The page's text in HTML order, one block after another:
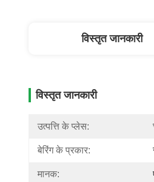
विस्तृत जानकारी
विस्तृत जानकारी
उत्पत्ति के प्लेस:
बेरिंग के प्रकार:
मानक: